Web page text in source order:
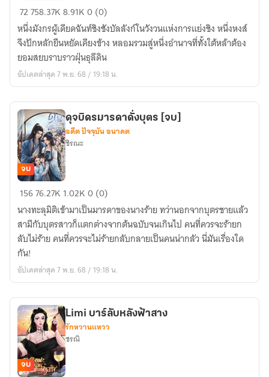
คู่
ขย้ำ
บัลลังก์
(สนพ.คำ
ต่อ
คำ)
72758.37K8.91K0 (0)
หนึ่งมังกรผู้เดียดฉันท์ชิงชังบัลลังก์ในวังวนแห่งการแย่งชิง หนึ่งหงส์
จึงปักหลักยืนหยัดเคียงข้าง หลอมรวมสู่หนึ่งอำนาจที่ทั้งใต้หล้าต้อง
ยอมสยบราบราวฝุ่นธุลีดิน
อัปเดตล่าสุด 7 พ.ย. 68 / 19:18 น.
ดุจ
มารดา
ดั่ง
บุตร
[จบ]
จบ
ดุจบิดรมารดาดั่งบุตร [จบ]
อดีต ปัจจุบัน อนาคต
ชิรณะ
15676.27K 1.02K0 (0)
นางทะลุมิติเข้ามาเป็นมารดาของนางร้าย ทว่านอกจากบุตรชายแล้ว
สามีกับบุตรสาวก็แตกต่างจากต้นฉบับจนเกินไป คนที่ควรจะร้ายก
ลับไม่ร้าย คนที่ควรจะไม่ร้ายกลับกลายเป็นคนน่ากลัว นี่มันเรื่องใด
กัน!
อัปเดตล่าสุด 7 พ.ย. 68 / 19:18 น.
จบ
Limi บาร์ลับหลังฟ้าสาง
รักหวานแหวว
ชรณิ